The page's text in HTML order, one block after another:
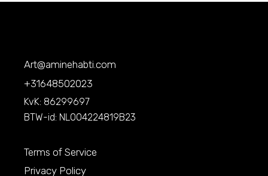
Art@aminehabti.com
+31648502023
KvK: 86299697
BTW-id: NL004224819B23
Terms of Service
Privacy Policy